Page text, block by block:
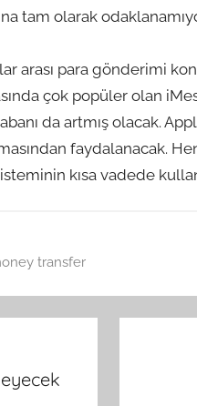
tam olarak
arası para gönderimi
çok popüler olan
da artmış olacak.
faydalanacak.
kısa vadede
transfer